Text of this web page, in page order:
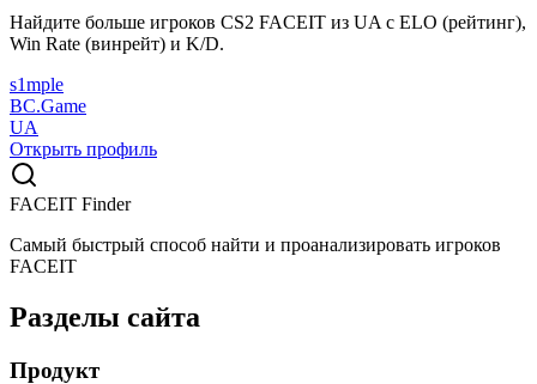
Найдите больше игроков CS2 FACEIT из UA с ELO (рейтинг),
Win Rate (винрейт) и K/D.
s1mple
BC.Game
UA
Открыть профиль
FACEIT Finder
Самый быстрый способ найти и проанализировать игроков
FACEIT
Разделы сайта
Продукт